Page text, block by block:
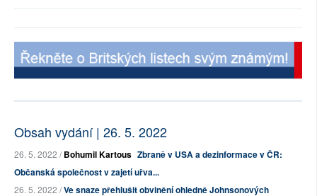
Obsah vydání | 26. 5. 2022
26. 5. 2022 /Bohumil Kartous Zbraně v USA a dezinformace v ČR:
Občanská společnost v zajetí uřva...
26. 5. 2022 /Ve snaze přehlušit obvinění ohledně Johnsonových